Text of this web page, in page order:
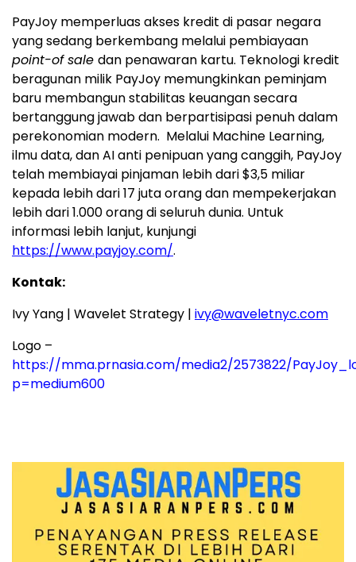
PayJoy memperluas akses kredit di pasar negara
yang sedang berkembang melalui pembiayaan
point-of sale dan penawaran kartu. Teknologi kredit
beragunan milik PayJoy memungkinkan peminjam
baru membangun stabilitas keuangan secara
bertanggung jawab dan berpartisipasi penuh dalam
perekonomian modern. Melalui Machine Learning,
ilmu data, dan AI anti penipuan yang canggih, PayJoy
telah membiayai pinjaman lebih dari $3,5 miliar
kepada lebih dari 17 juta orang dan mempekerjakan
lebih dari 1.000 orang di seluruh dunia. Untuk
informasi lebih lanjut, kunjungi
https://www.payjoy.com/.
Kontak:
Ivy Yang | Wavelet Strategy | ivy@waveletnyc.com
Logo –
https://mma.prnasia.com/media2/2573822/
p=medium600